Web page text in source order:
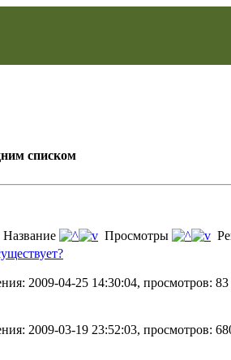
списком
Название Просмотры
2009-04-25 14:30:04, просмотров: 83
2009-03-19 23:52:03, просмотров: